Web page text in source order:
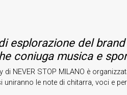
esplorazione del
coniuga musica e
NEVER STOP MILANO è
uniranno le note di chitarra, voci e